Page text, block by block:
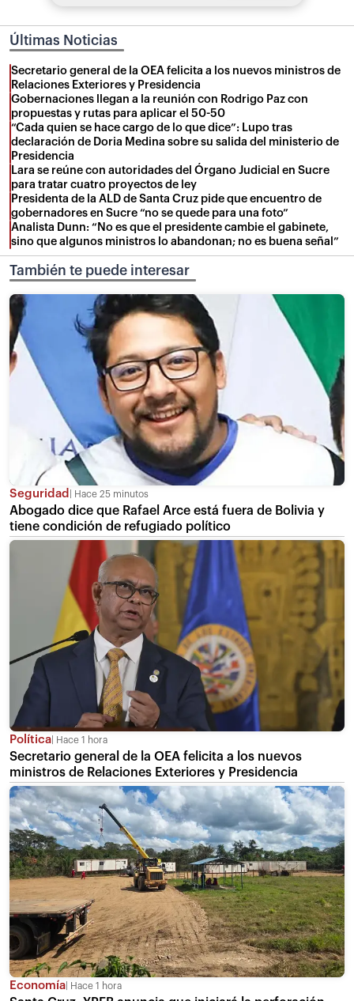
Últimas Noticias
Secretario general de la OEA felicita a los nuevos ministros de
Relaciones Exteriores y Presidencia
Gobernaciones llegan a la reunión con Rodrigo Paz con
propuestas y rutas para aplicar el 50-50
“Cada quien se hace cargo de lo que dice”: Lupo tras
declaración de Doria Medina sobre su salida del ministerio de
Presidencia
Lara se reúne con autoridades del Órgano Judicial en Sucre
para tratar cuatro proyectos de ley
Presidenta de la ALD de Santa Cruz pide que encuentro de
gobernadores en Sucre “no se quede para una foto”
Analista Dunn: “No es que el presidente cambie el gabinete,
sino que algunos ministros lo abandonan; no es buena señal”
También te puede interesar
Seguridad Hace 25 minutos
Abogado dice que Rafael Arce está fuera de Bolivia y
tiene condición de refugiado político
Política Hace 1 hora
Secretario general de la OEA felicita a los nuevos
ministros de Relaciones Exteriores y Presidencia
Economía Hace 1 hora